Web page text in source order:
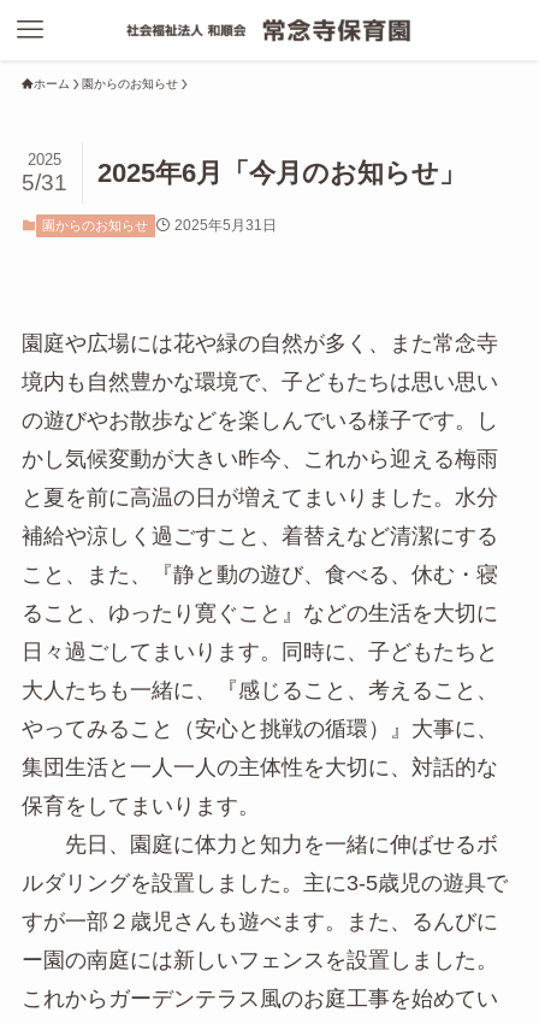
ホーム 園からのお知らせ
2025年6月「今月のお知らせ」
2025
5/31
園からのお知らせ 2025年5月31日
園庭や広場には花や緑の自然が多く、また常念寺
境内も自然豊かな環境で、子どもたちは思い思い
の遊びやお散歩などを楽しんでいる様子です。し
かし気候変動が大きい昨今、これから迎える梅雨
と夏を前に高温の日が増えてまいりました。水分
補給や涼しく過ごすこと、着替えなど清潔にする
こと、また、『静と動の遊び、食べる、休む・寝
ること、ゆったり寛ぐこと』などの生活を大切に
日々過ごしてまいります。同時に、子どもたちと
大人たちも一緒に、『感じること、考えること、
やってみること（安心と挑戦の循環）』大事に、
集団生活と一人一人の主体性を大切に、対話的な
保育をしてまいります。
先日、園庭に体力と知力を一緒に伸ばせるボ
ルダリングを設置しました。主に3-5歳児の遊具で
すが一部２歳児さんも遊べます。また、るんびに
ー園の南庭には新しいフェンスを設置しました。
これからガーデンテラス風のお庭工事を始めてい